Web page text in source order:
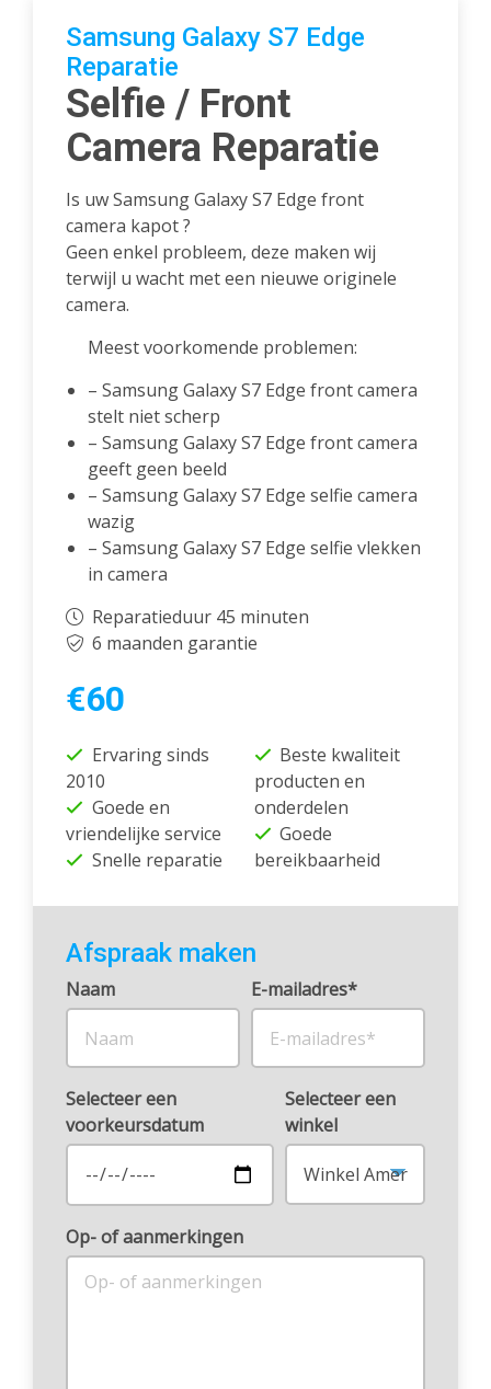
Samsung Galaxy S7 Edge
Reparatie
Selfie / Front
Camera Reparatie
Is uw Samsung Galaxy S7 Edge front
camera kapot ?
Geen enkel probleem, deze maken wij
terwijl u wacht met een nieuwe originele
camera.
Meest voorkomende problemen:
– Samsung Galaxy S7 Edge front camera
stelt niet scherp
– Samsung Galaxy S7 Edge front camera
geeft geen beeld
– Samsung Galaxy S7 Edge selfie camera
wazig
– Samsung Galaxy S7 Edge selfie vlekken
in camera
Reparatieduur 45 minuten
6 maanden garantie
€60
Ervaring sinds
2010
Goede en
vriendelijke service
Snelle reparatie
Beste kwaliteit
producten en
onderdelen
Goede
bereikbaarheid
Afspraak maken
Naam E-mailadres*
Selecteer een
voorkeursdatum
Selecteer een
winkel
Op- of aanmerkingen